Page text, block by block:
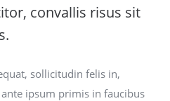
convallis risus sit
sollicitudin felis in,
ipsum primis in faucibus